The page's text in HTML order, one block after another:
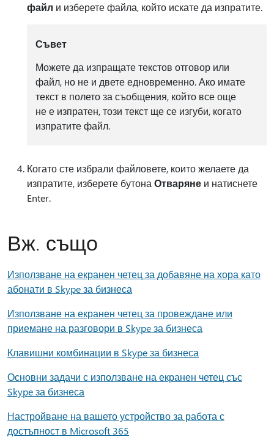
файл и изберете файла, който искате да изпратите.
Съвет
Можете да изпращате текстов отговор или
файл, но не и двете едновременно. Ако имате
текст в полето за съобщения, който все още
не е изпратен, този текст ще се изгуби, когато
изпратите файл.
Когато сте избрали файловете, които желаете да
изпратите, изберете бутона Отваряне и натиснете
Enter.
Вж. също
Използване на екранен четец за добавяне на хора като
абонати в Skype за бизнеса
Използване на екранен четец за провеждане или
приемане на разговори в Skype за бизнеса
Клавишни комбинации в Skype за бизнеса
Основни задачи с използване на екранен четец със
Skype за бизнеса
Настройване на вашето устройство за работа с
достъпност в Microsoft 365